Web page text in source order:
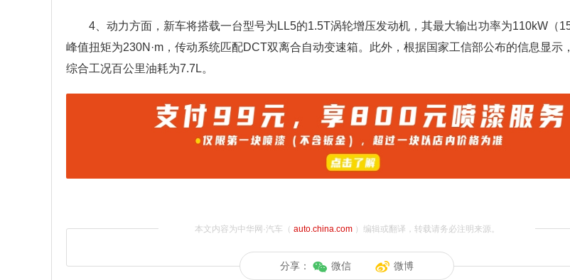
4、动力方面，新车将搭载一台型号为LL5的1.5T涡轮增压发动机，其最大输出功率为110kW（
峰值扭矩为230N·m，传动系统匹配DCT双离合自动变速箱。此外，根据国家工信部公布的信息显示
综合工况百公里油耗为7.7L。
本文内容为中华网·汽车（ auto.china.com）编辑或翻译，转载请务必注明来源。
分享： 微信 微博